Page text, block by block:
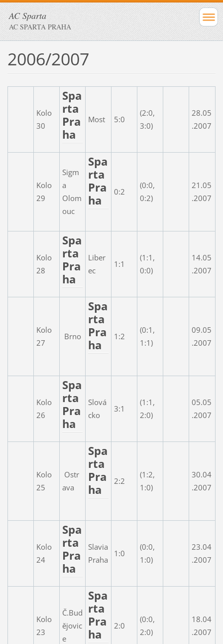
AC Sparta
AC SPARTA PRAHA
2006/2007
Kolo
30
Spa
rta
Pra
ha
Most 5:0
(2:0,
3:0)
28.05
.2007
Kolo
29
Sigm
a
Olom
ouc
Spa
rta
Pra
ha
0:2
(0:0,
0:2)
21.05
.2007
Kolo
28
Spa
rta
Pra
ha
Liber
ec
1:1
(1:1,
0:0)
14.05
.2007
Kolo
27
Brno
Spa
rta
Pra
ha
1:2
(0:1,
1:1)
09.05
.2007
Kolo
26
Spa
rta
Pra
ha
Slová
cko
3:1
(1:1,
2:0)
05.05
.2007
Kolo
25
Ostr
ava
Spa
rta
Pra
ha
2:2
(1:2,
1:0)
30.04
.2007
Kolo
24
Spa
rta
Pra
ha
Slavia
Praha
1:0
(0:0,
1:0)
23.04
.2007
Kolo
23
Č.Bud
ějovic
e
Spa
rta
Pra
ha
2:0
(0:0,
2:0)
18.04
.2007